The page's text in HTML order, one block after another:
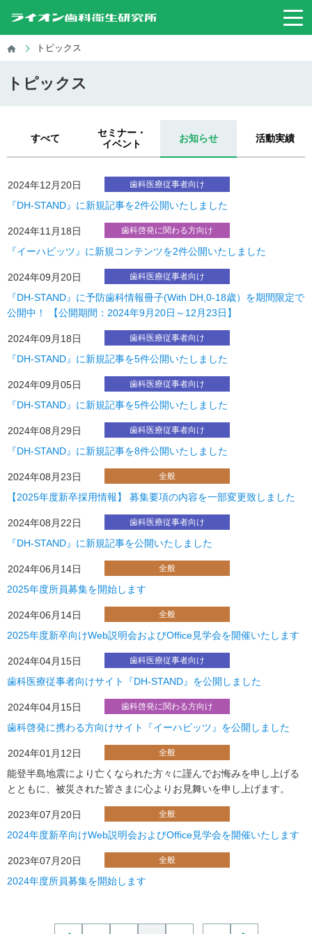
トピックス
トピックス
すべて
セミナー・
イベント
お知らせ 活動実績
2024年12月20日 歯科医療従事者向け
『DH-STAND』に新規記事を2件公開いたしました
2024年11月18日 歯科啓発に関わる方向け
『イーハビッツ』に新規コンテンツを2件公開いたしました
2024年09月20日 歯科医療従事者向け
『DH-STAND』に予防歯科情報冊子(With DH,0-18歳）を期間限定で
公開中！ 【公開期間：2024年9月20日～12月23日】
2024年09月18日 歯科医療従事者向け
『DH-STAND』に新規記事を5件公開いたしました
2024年09月05日 歯科医療従事者向け
『DH-STAND』に新規記事を5件公開いたしました
2024年08月29日 歯科医療従事者向け
『DH-STAND』に新規記事を8件公開いたしました
2024年08月23日 全般
【2025年度新卒採用情報】 募集要項の内容を一部変更致しました
2024年08月22日 歯科医療従事者向け
『DH-STAND』に新規記事を公開いたしました
2024年06月14日 全般
2025年度所員募集を開始します
2024年06月14日 全般
2025年度新卒向けWeb説明会およびOffice見学会を開催いたします
2024年04月15日 歯科医療従事者向け
歯科医療従事者向けサイト『DH-STAND』を公開しました
2024年04月15日 歯科啓発に関わる方向け
歯科啓発に携わる方向けサイト『イーハビッツ』を公開しました
2024年01月12日 全般
能登半島地震により亡くなられた方々に謹んでお悔みを申し上げる
とともに、被災された皆さまに心よりお見舞いを申し上げます。
2023年07月20日 全般
2024年度新卒向けWeb説明会およびOffice見学会を開催いたします
2023年07月20日 全般
2024年度所員募集を開始します